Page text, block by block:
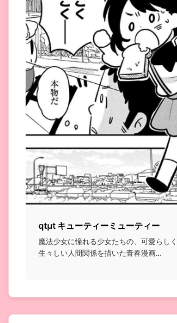
qtμt キューティーミューティー
魔法少女に憧れる少女たちの、可愛らし
生々しい人間関係を描いた青春漫画...